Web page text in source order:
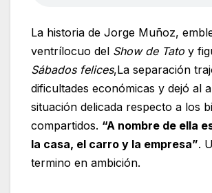
La historia de Jorge Muñoz,
ventrílocuo del Show de Tato y
Sábados felices,La separación
dificultades económicas y dejó al
situación delicada respecto a los
compartidos. “A nombre de ella
la casa, el carro y la empresa”.
termino en ambición.